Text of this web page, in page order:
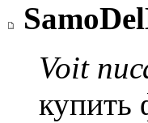
Voit
купить